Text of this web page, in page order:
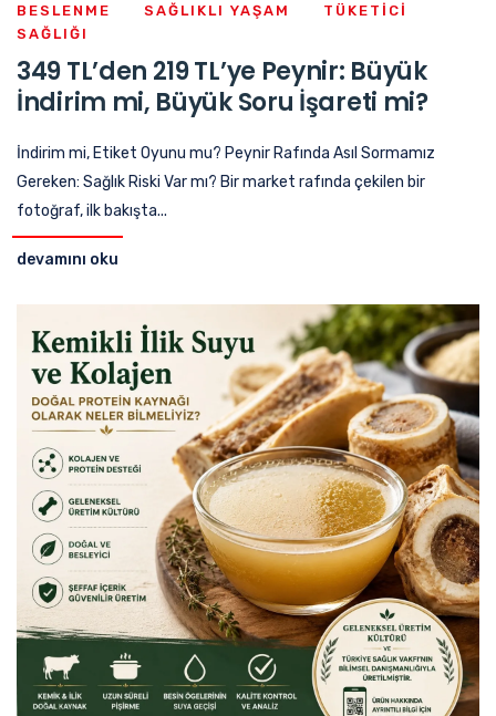
BESLENME SAĞLIKLI YAŞAM
TÜKETICI
SAĞLIĞI
349 TL’den 219 TL’ye Peynir: Büyük
İndirim mi, Büyük Soru İşareti mi?
İndirim mi, Etiket Oyunu mu? Peynir Rafında Asıl Sormamız
Gereken: Sağlık Riski Var mı? Bir market rafında çekilen bir
fotoğraf, ilk bakışta...
devamını oku